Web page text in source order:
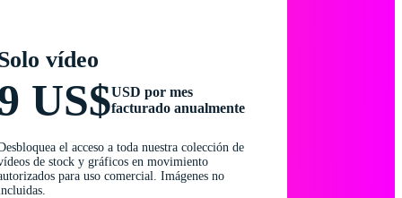
vídeo
US$USD por mes
facturado anualmente
el acceso a toda nuestra colección de
de stock y gráficos en movimiento
para uso comercial. Imágenes no